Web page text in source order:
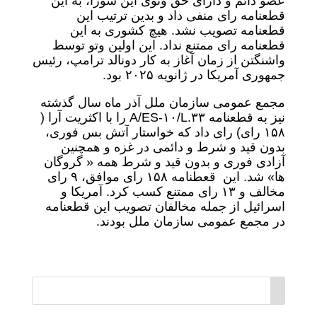
قطعنامه رای منفی داد و بدین ترتیب این
قطعنامه تصویب نشد. هیچ کشوری به این
قطعنامه رای ممتنع نداد. این اولین وتو توسط
واشنگتن از زمان آغاز به کار دونالد ترامپ، رئیس
جمهوری آمریکا در ژانویه ۲۰۲۵ بود.
مجمع عمومی سازمان ملل آذر ماه سال گذشته
نیز به قطعنامه A/ES-۱۰/L.۳۳ را با اکثریت آرا (
۱۵۸ رای) رای داد که خواستار آتش بس فوری،
بدون قید و شرط و دائمی در غزه و همچنین
آزادی فوری و بدون قید و شرط همه « گروگان
ها» شد. این قعطنامه ۱۵۸ رای موافق، ۹ رای
مخالف و ۱۳ رای ممتنع کسب کرد. آمریکا و
اسرائیل از جمله مخالفان تصویب این قطعنامه
در مجمع عمومی سازمان ملل بودند.